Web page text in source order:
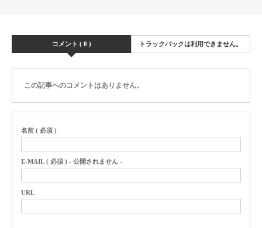
コメント ( 0 ) トラックバックは利用できません。
この記事へのコメントはありません。
名前 ( 必須 )
E-MAIL ( 必須 ) - 公開されません -
URL